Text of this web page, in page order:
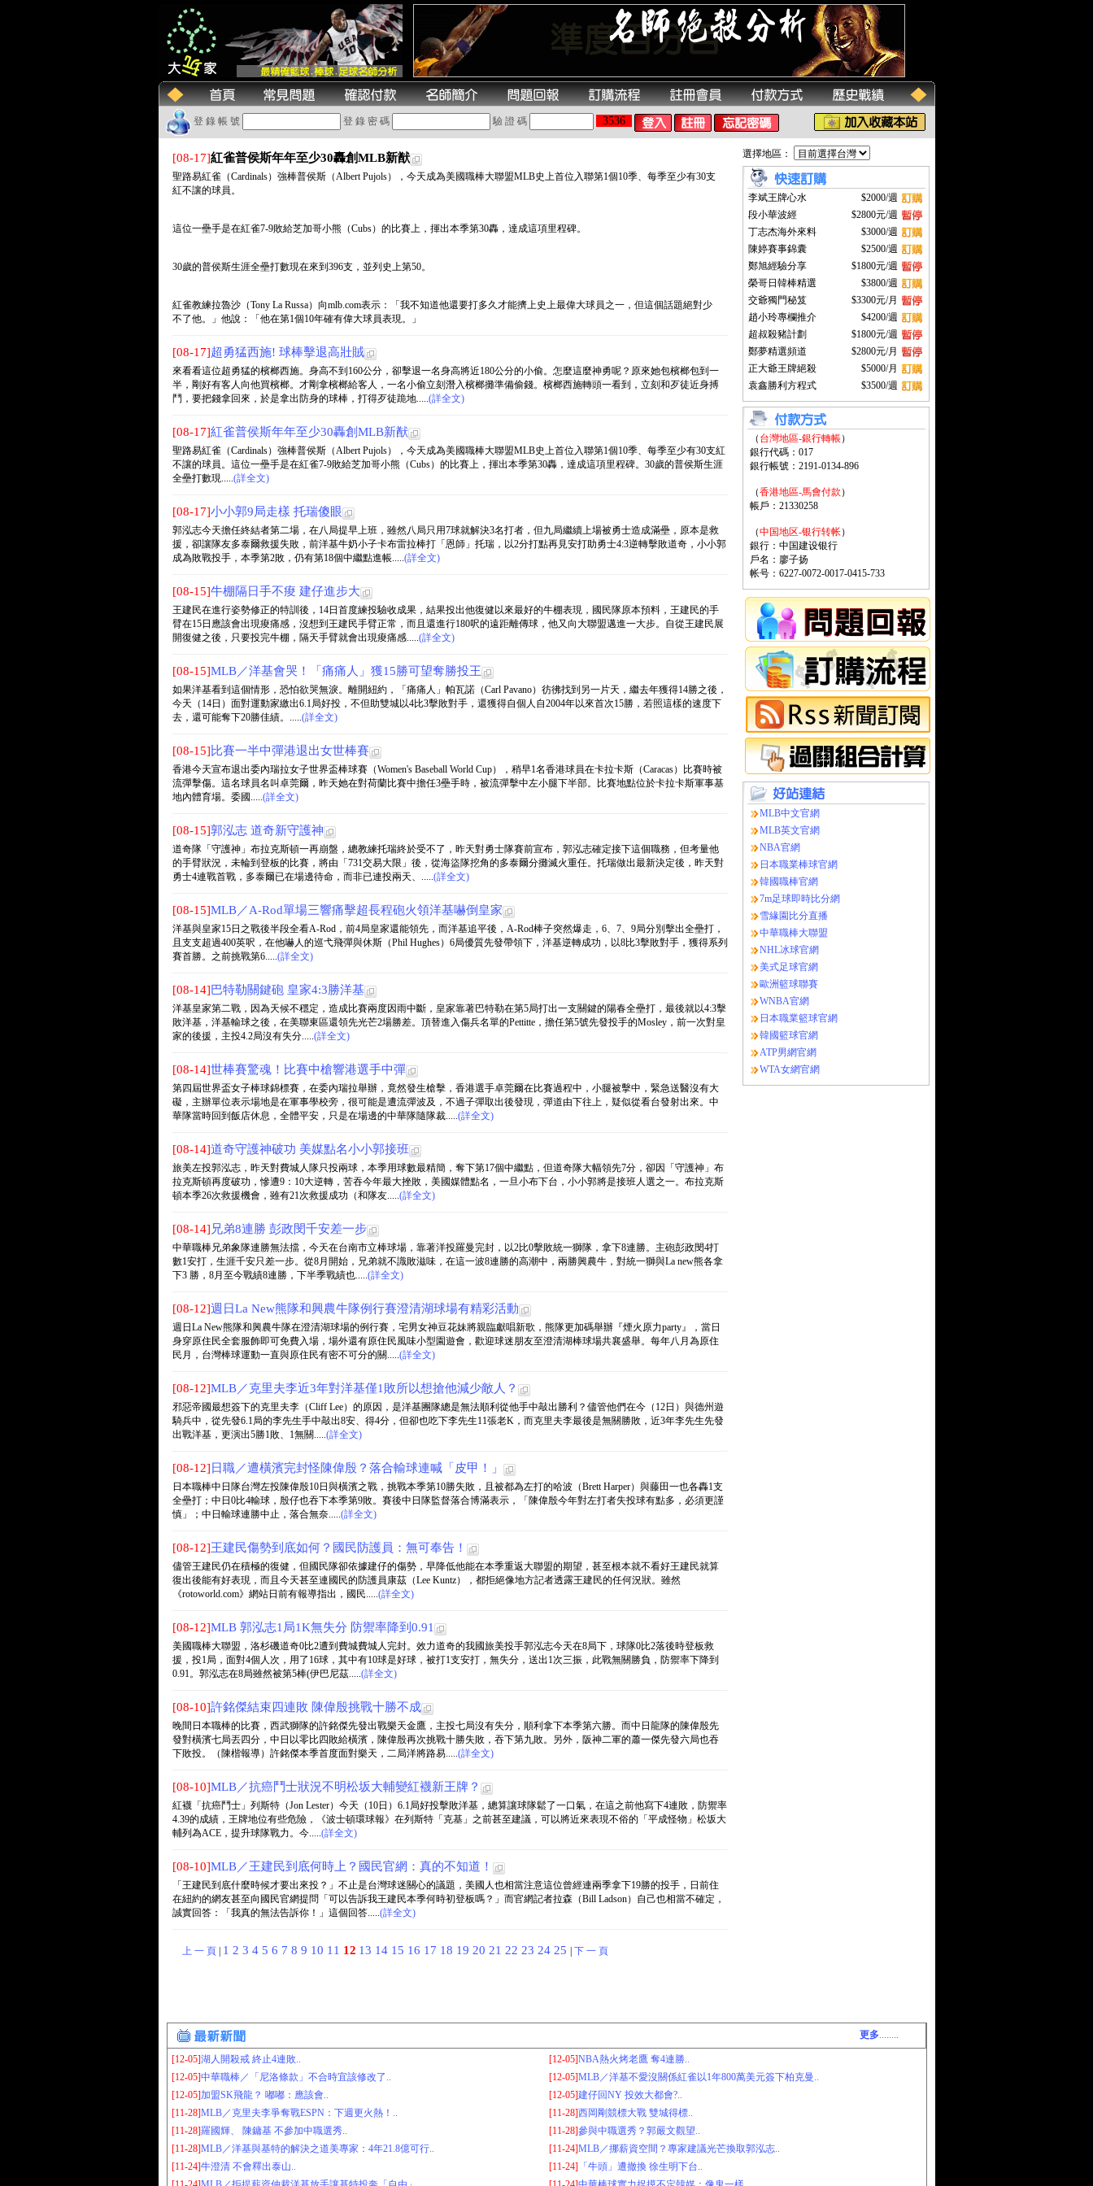
登 錄 帳 號 登 錄 密 碼 驗 證 碼 3536
[08-17]紅雀普侯斯年年至少30轟創MLB新猷
聖路易紅雀（Cardinals）強棒普侯斯（Albert Pujols），今天成為美國職棒大聯盟MLB史上首位入聯第1個10季、每季至少有30支
紅不讓的球員。
這位一壘手是在紅雀7-9敗給芝加哥小熊（Cubs）的比賽上，揮出本季第30轟，達成這項里程碑。
30歲的普侯斯生涯全壘打數現在來到396支，並列史上第50。
紅雀教練拉魯沙（Tony La Russa）向mlb.com表示：「我不知道他還要打多久才能擠上史上最偉大球員之一，但這個話題絕對少
不了他。」他說：「他在第1個10年確有偉大球員表現。」
[08-17]超勇猛西施! 球棒擊退高壯賊
來看看這位超勇猛的檳榔西施。身高不到160公分，卻擊退一名身高將近180公分的小偷。怎麼這麼神勇呢？原來她包檳榔包到一
半，剛好有客人向他買檳榔。才剛拿檳榔給客人，一名小偷立刻潛入檳榔攤準備偷錢。檳榔西施轉頭一看到，立刻和歹徒近身搏
鬥，要把錢拿回來，於是拿出防身的球棒，打得歹徒跪地.....(詳全文)
[08-17]紅雀普侯斯年年至少30轟創MLB新猷
聖路易紅雀（Cardinals）強棒普侯斯（Albert Pujols），今天成為美國職棒大聯盟MLB史上首位入聯第1個10季、每季至少有30支紅
不讓的球員。這位一壘手是在紅雀7-9敗給芝加哥小熊（Cubs）的比賽上，揮出本季第30轟，達成這項里程碑。30歲的普侯斯生涯
全壘打數現.....(詳全文)
[08-17]小小郭9局走樣 托瑞傻眼
郭泓志今天擔任終結者第二場，在八局提早上班，雖然八局只用7球就解決3名打者，但九局繼續上場被勇士造成滿壘，原本是救
援，卻讓隊友多泰爾救援失敗，前洋基牛奶小子卡布雷拉棒打「恩師」托瑞，以2分打點再見安打助勇士4:3逆轉擊敗道奇，小小郭
成為敗戰投手，本季第2敗，仍有第18個中繼點進帳.....(詳全文)
[08-15]牛棚隔日手不痠 建仔進步大
王建民在進行姿勢修正的特訓後，14日首度練投驗收成果，結果投出他復健以來最好的牛棚表現，國民隊原本預料，王建民的手
臂在15日應該會出現痠痛感，沒想到王建民手臂正常，而且還進行180呎的遠距離傳球，他又向大聯盟邁進一大步。自從王建民展
開復健之後，只要投完牛棚，隔天手臂就會出現痠痛感.....(詳全文)
[08-15]MLB／洋基會哭！「痛痛人」獲15勝可望奪勝投王
如果洋基看到這個情形，恐怕欲哭無淚。離開紐約，「痛痛人」帕瓦諾（Carl Pavano）彷彿找到另一片天，繼去年獲得14勝之後，
今天（14日）面對運動家繳出6.1局好投，不但助雙城以4比3擊敗對手，還獲得自個人自2004年以來首次15勝，若照這樣的速度下
去，還可能奪下20勝佳績。.....(詳全文)
[08-15]比賽一半中彈港退出女世棒賽
香港今天宣布退出委內瑞拉女子世界盃棒球賽（Women's Baseball World Cup），稍早1名香港球員在卡拉卡斯（Caracas）比賽時被
流彈擊傷。這名球員名叫卓莞爾，昨天她在對荷蘭比賽中擔任3壘手時，被流彈擊中左小腿下半部。比賽地點位於卡拉卡斯軍事基
地內體育場。委國.....(詳全文)
[08-15]郭泓志 道奇新守護神
道奇隊「守護神」布拉克斯頓一再崩盤，總教練托瑞終於受不了，昨天對勇士隊賽前宣布，郭泓志確定接下這個職務，但考量他
的手臂狀況，未輪到登板的比賽，將由「731交易大限」後，從海盜隊挖角的多泰爾分攤滅火重任。托瑞做出最新決定後，昨天對
勇士4連戰首戰，多泰爾已在場邊待命，而非已連投兩天、.....(詳全文)
[08-15]MLB／A-Rod單場三響痛擊超長程砲火領洋基嚇倒皇家
洋基與皇家15日之戰後半段全看A-Rod，前4局皇家還能領先，而洋基追平後，A-Rod棒子突然爆走，6、7、9局分別擊出全壘打，
且支支超過400英呎，在他嚇人的巡弋飛彈與休斯（Phil Hughes）6局優質先發帶領下，洋基逆轉成功，以8比3擊敗對手，獲得系列
賽首勝。之前挑戰第6.....(詳全文)
[08-14]巴特勒關鍵砲 皇家4:3勝洋基
洋基皇家第二戰，因為天候不穩定，造成比賽兩度因雨中斷，皇家靠著巴特勒在第5局打出一支關鍵的陽春全壘打，最後就以4:3擊
敗洋基，洋基輸球之後，在美聯東區還領先光芒2場勝差。頂替進入傷兵名單的Pettitte，擔任第5號先發投手的Mosley，前一次對皇
家的後援，主投4.2局沒有失分.....(詳全文)
[08-14]世棒賽驚魂！比賽中槍響港選手中彈
第四屆世界盃女子棒球錦標賽，在委內瑞拉舉辦，竟然發生槍擊，香港選手卓莞爾在比賽過程中，小腿被擊中，緊急送醫沒有大
礙，主辦單位表示場地是在軍事學校旁，很可能是遭流彈波及，不過子彈取出後發現，彈道由下往上，疑似從看台發射出來。中
華隊當時回到飯店休息，全體平安，只是在場邊的中華隊隨隊裁.....(詳全文)
[08-14]道奇守護神破功 美媒點名小小郭接班
旅美左投郭泓志，昨天對費城人隊只投兩球，本季用球數最精簡，奪下第17個中繼點，但道奇隊大幅領先7分，卻因「守護神」布
拉克斯頓再度破功，慘遭9：10大逆轉，苦吞今年最大挫敗，美國媒體點名，一旦小布下台，小小郭將是接班人選之一。布拉克斯
頓本季26次救援機會，雖有21次救援成功（和隊友.....(詳全文)
[08-14] 兄弟8連勝 彭政閔千安差一步
中華職棒兄弟象隊連勝無法擋，今天在台南市立棒球場，靠著洋投羅曼完封，以2比0擊敗統一獅隊，拿下8連勝。主砲彭政閔4打
數1安打，生涯千安只差一步。從8月開始，兄弟就不識敗滋味，在這一波8連勝的高潮中，兩勝興農牛，對統一獅與La new熊各拿
下3 勝，8月至今戰績8連勝，下半季戰績也.....(詳全文)
[08-12]週日La New熊隊和興農牛隊例行賽澄清湖球場有精彩活動
週日La New熊隊和興農牛隊在澄清湖球場的例行賽，宅男女神豆花妹將親臨獻唱新歌，熊隊更加碼舉辦『煙火原力party』，當日
身穿原住民全套服飾即可免費入場，場外還有原住民風味小型園遊會，歡迎球迷朋友至澄清湖棒球場共襄盛舉。每年八月為原住
民月，台灣棒球運動一直與原住民有密不可分的關.....(詳全文)
[08-12]MLB／克里夫李近3年對洋基僅1敗所以想搶他減少敵人？
邪惡帝國最想簽下的克里夫李（Cliff Lee）的原因，是洋基團隊總是無法順利從他手中敲出勝利？儘管他們在今（12日）與德州遊
騎兵中，從先發6.1局的李先生手中敲出8安、得4分，但卻也吃下李先生11張老K，而克里夫李最後是無關勝敗，近3年李先生先發
出戰洋基，更演出5勝1敗、1無關.....(詳全文)
[08-12] 日職／遭橫濱完封怪陳偉殷？落合輸球連喊「皮甲！」
日本職棒中日隊台灣左投陳偉殷10日與橫濱之戰，挑戰本季第10勝失敗，且被都為左打的哈波（Brett Harper）與藤田一也各轟1支
全壘打；中日0比4輸球，殷仔也吞下本季第9敗。賽後中日隊監督落合博滿表示，「陳偉殷今年對左打者失投球有點多，必須更謹
慎」；中日輸球連勝中止，落合無奈.....(詳全文)
[08-12]王建民傷勢到底如何？國民防護員：無可奉告！
儘管王建民仍在積極的復健，但國民隊卻依據建仔的傷勢，早降低他能在本季重返大聯盟的期望，甚至根本就不看好王建民就算
復出後能有好表現，而且今天甚至連國民的防護員康茲（Lee Kuntz），都拒絕像地方記者透露王建民的任何況狀。雖然
《rotoworld.com》網站日前有報導指出，國民.....(詳全文)
[08-12]MLB 郭泓志1局1K無失分 防禦率降到0.91
美國職棒大聯盟，洛杉磯道奇0比2遭到費城費城人完封。效力道奇的我國旅美投手郭泓志今天在8局下，球隊0比2落後時登板救
援，投1局，面對4個人次，用了16球，其中有10球是好球，被打1支安打，無失分，送出1次三振，此戰無關勝負，防禦率下降到
0.91。郭泓志在8局雖然被第5棒(伊巴尼茲.....(詳全文)
[08-10]許銘傑結束四連敗 陳偉殷挑戰十勝不成
晚間日本職棒的比賽，西武獅隊的許銘傑先發出戰樂天金鷹，主投七局沒有失分，順利拿下本季第六勝。而中日龍隊的陳偉殷先
發對橫濱七局丟四分，中日以零比四敗給橫濱，陳偉殷再次挑戰十勝失敗，吞下第九敗。另外，阪神二軍的蕭一傑先發六局也吞
下敗投。（陳楷報導）許銘傑本季首度面對樂天，二局洋將路易.....(詳全文)
[08-10]MLB／抗癌鬥士狀況不明松坂大輔變紅襪新王牌？
紅襪「抗癌鬥士」列斯特（Jon Lester）今天（10日）6.1局好投擊敗洋基，總算讓球隊鬆了一口氣，在這之前他寫下4連敗，防禦率
4.39的成績，王牌地位有些危險，《波士頓環球報》在列斯特「克基」之前甚至建議，可以將近來表現不俗的「平成怪物」松坂大
輔列為ACE，提升球隊戰力。今.....(詳全文)
[08-10]MLB／王建民到底何時上？國民官網：真的不知道！
「王建民到底什麼時候才要出來投？」不止是台灣球迷關心的議題，美國人也相當注意這位曾經連兩季拿下19勝的投手，日前住
在紐約的網友甚至向國民官網提問「可以告訴我王建民本季何時初登板嗎？」而官網記者拉森（Bill Ladson）自己也相當不確定，
誠實回答：「我真的無法告訴你！」這個回答.....(詳全文)
上 一 頁| 1 2 3 4 5 6 7 8 9 10 11 12 13 14 15 16 17 18 19 20 21 22 23 24 25 下 一 頁
選擇地區：
李斌王牌心水
$2000/週
段小華波經
$2800元/週
丁志杰海外來料
$3000/週
陳婷賽事錦囊
$2500/週
鄭旭經驗分享
$1800元/週
榮哥日韓棒精選
$3800/週
交爺獨門秘笈
$3300元/月
趙小玲專欄推介
$4200/週
超叔殺豬計劃
$1800元/週
鄭夢精選頻道
$2800元/月
正大爺王牌絕殺
$5000/月
袁鑫勝利方程式
$3500/週
（ 台灣地區-銀行轉帳）
銀行代碼：017
銀行帳號：2191-0134-896
（香港地區-馬會付款 ）
帳戶：21330258
（中国地区-银行转帐）
銀行：中国建设银行
戶名：廖子扬
帐号：6227-0072-0017-0415-733
MLB中文官網
MLB英文官網
NBA官網
日本職業棒球官網
韓國職棒官網
7m足球即時比分網
雪緣園比分直播
中華職棒大聯盟
NHL冰球官網
美式足球官網
歐洲籃球聯賽
WNBA官網
日本職業籃球官網
韓國籃球官網
ATP男網官網
WTA女網官網
更多........
[12-05]湖人開殺戒 終止4連敗.. [12-05]NBA熱火烤老鷹 奪4連勝..
[12-05]中華職棒／「尼洛條款」不合時宜該修改了.. [12-05]MLB／洋基不愛沒關係紅雀以1年800萬美元簽下柏克曼..
[12-05]加盟SK飛龍？ 嘟嘟：應該會.. [12-05]建仔回NY 投效大都會?..
[11-28]MLB／克里夫李爭奪戰ESPN：下週更火熱！.. [11-28]西岡剛競標大戰 雙城得標..
[11-28]羅國輝、 陳鏞基 不參加中職選秀.. [11-28]參與中職選秀？郭嚴文觀望..
[11-28]MLB／洋基與基特的解決之道美專家：4年21.8億可行.. [11-24]MLB／挪薪資空間？專家建議光芒換取郭泓志..
[11-24]牛澄清 不會釋出泰山.. [11-24] 「牛頭」遭撤換 徐生明下台..